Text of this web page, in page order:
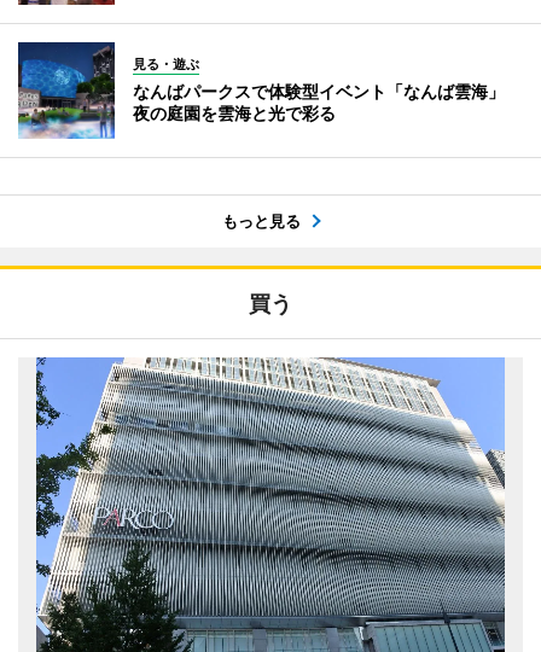
見る・遊ぶ
なんばパークスで体験型イベント「なんば雲海」
夜の庭園を雲海と光で彩る
もっと見る
買う